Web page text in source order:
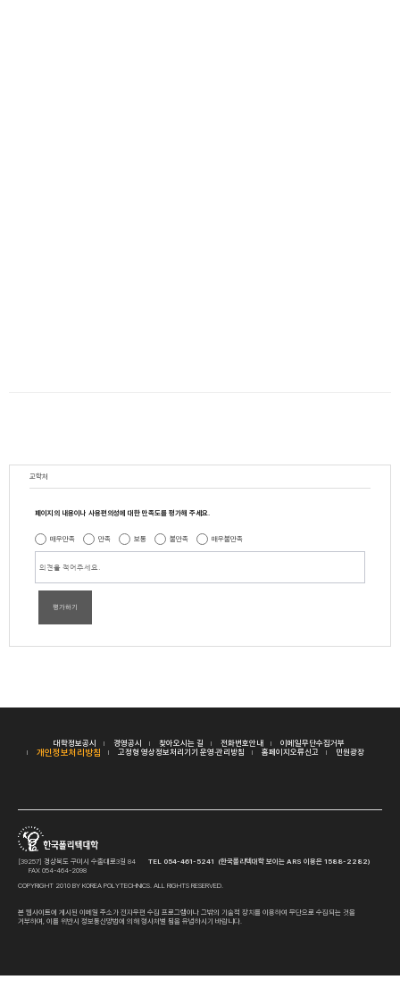
교학처
페이지의 내용이나 사용편의성에 대한 만족도를 평가해 주세요.
매우만족 만족 보통 불만족 매우불만족
평가하기
대학정보공시 경영공시 찾아오시는 길 전화번호안내 이메일무단수집거부
개인정보처리방침 고정형 영상정보처리기기 운영·관리방침 홈페이지오류신고 민원광장
[39257] 경상북도 구미시 수출대로3길 84 TEL 054-461-5241 (한국폴리텍대학 보이는 ARS 이용은 1588-2282)
FAX 054-464-2098
COPYRIGHT 2010 BY KOREA POLYTECHNICS. ALL RIGHTS RESERVED.
본 웹사이트에 게시된 이메일 주소가 전자우편 수집 프로그램이나 그밖의 기술적 장치를 이용하여 무단으로 수집되는 것을
거부하며, 이를 위반시 정보통신망법에 의해 형사처벌 됨을 유념하시기 바랍니다.